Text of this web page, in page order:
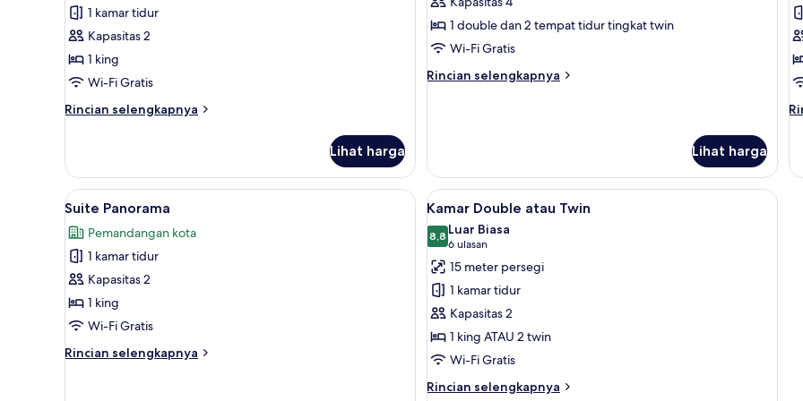
1 kamar tidur
Kapasitas 2
1 king
Wi-Fi Gratis
Rincian selengkapnya
Rincian
Suite
Lihat harga
Keluarga
1 double dan 2 tempat tidur tingkat twin
Wi-Fi Gratis
Rincian selengkapnya
Rincian
Lihat harga
Lihat
semua
foto
untuk
Suite
Panorama
Suite Panorama | Seprai premium, meja kerja, kedap suara, dan tempat tidur bayi
8
Suite Panorama
Pemandangan kota
1 kamar tidur
Kapasitas 2
1 king
Wi-Fi Gratis
Rincian selengkapnya
Rincian
Lihat
semua
foto
untuk
Kamar
Double
atau
Twin
Kamar Double atau Twin | Seprai
5
Kamar Double atau Twin
8,88,8 dari 10
Luar Biasa
6 ulasan
(6
ulasan)
15 meter persegi
1 kamar tidur
Kapasitas 2
1 king ATAU 2 twin
Wi-Fi Gratis
Rincian selengkapnya
Rincian